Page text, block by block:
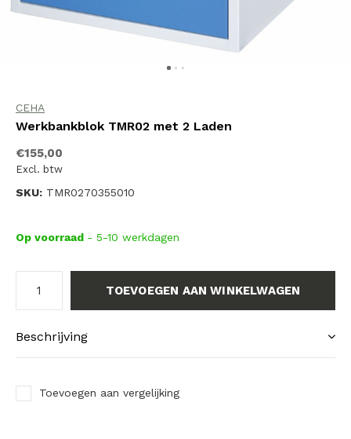
CEHA
Werkbankblok TMR02 met 2 Laden
€155,00
Excl. btw
SKU: TMR0270355010
Op voorraad - 5-10 werkdagen
TOEVOEGEN AAN WINKELWAGEN
Beschrijving
Toevoegen aan vergelijking